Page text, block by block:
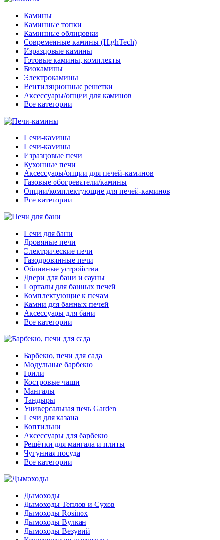
Камины
Каминные топки
Каминные облицовки
Современные камины (HighTech)
Изразцовые камины
Готовые камины, комплекты
Биокамины
Электрокамины
Вентиляционные решетки
Аксессуары/опции для каминов
Все категории
Печи-камины
Печи-камины
Изразцовые печи
Кухонные печи
Аксессуары/опции для печей-каминов
Газовые обогреватели/камины
Опции/комплектующие для печей-каминов
Все категории
Печи для бани
Дровяные печи
Электрические печи
Газодровянные печи
Обливные устройства
Двери для бани и сауны
Порталы для банных печей
Комплектующие к печам
Камни для банных печей
Аксессуары для бани
Все категории
Барбекю, печи для сада
Модульные барбекю
Грили
Костровые чаши
Мангалы
Тандыры
Универсальная печь Garden
Печи для казана
Коптильни
Аксессуары для барбекю
Решётки для мангала и плиты
Чугунная посуда
Все категории
Дымоходы
Дымоходы Теплов и Сухов
Дымоходы Rosinox
Дымоходы Вулкан
Дымоходы Везувий